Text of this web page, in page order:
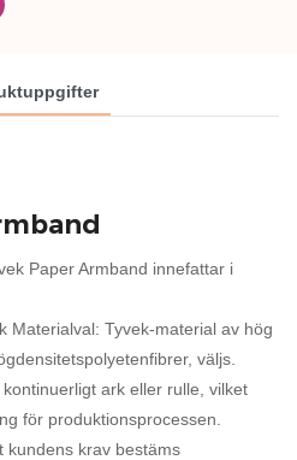
Paper Armband innefattar i
Materialval: Tyvek-material av hög
väljs.
ark eller rulle, vilket
för produktionsprocessen.
kundens krav bestäms